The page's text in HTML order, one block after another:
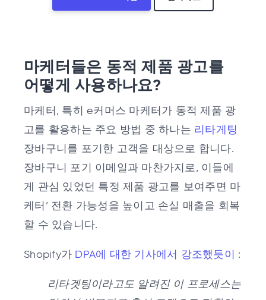
마케터들은 동적 제품 광고를
어떻게 사용하나요?
마케터, 특히 e커머스 마케터가 동적 제품 광
고를 활용하는 주요 방법 중 하나는 리타게팅
장바구니를 포기한 고객을 대상으로 합니다.
장바구니 포기 이메일과 마찬가지로, 이들에
게 관심 있었던 특정 제품 광고를 보여주면 마
케터’ 전환 가능성을 높이고 손실 매출을 회복
할 수 있습니다.
Shopify가 DPA에 대한 기사에서 강조했듯이 :
리타겟팅이라고도 알려진 이 프로세스는